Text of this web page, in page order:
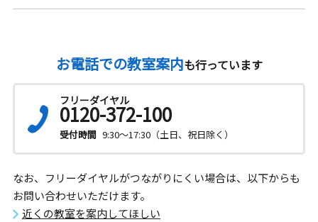
お電話での教室案内も行っています
フリーダイヤル
0120-372-100
受付時間 9:30～17:30（土日、祝日除く）
なお、フリーダイヤルがつながりにくい場合は、以下からも
お問い合わせいただけます。
近くの教室を案内してほしい